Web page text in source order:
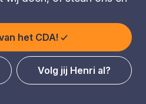
het CDA!
Volg jij Henri al?